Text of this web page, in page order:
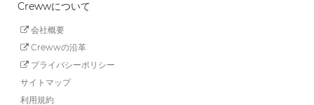
Crewwについて
会社概要
Crewwの沿革
プライバシーポリシー
サイトマップ
利用規約